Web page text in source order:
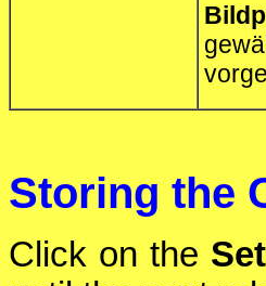
Storing the
Click on the Set